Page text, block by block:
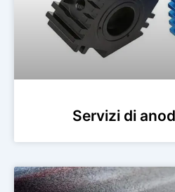
Servizi di